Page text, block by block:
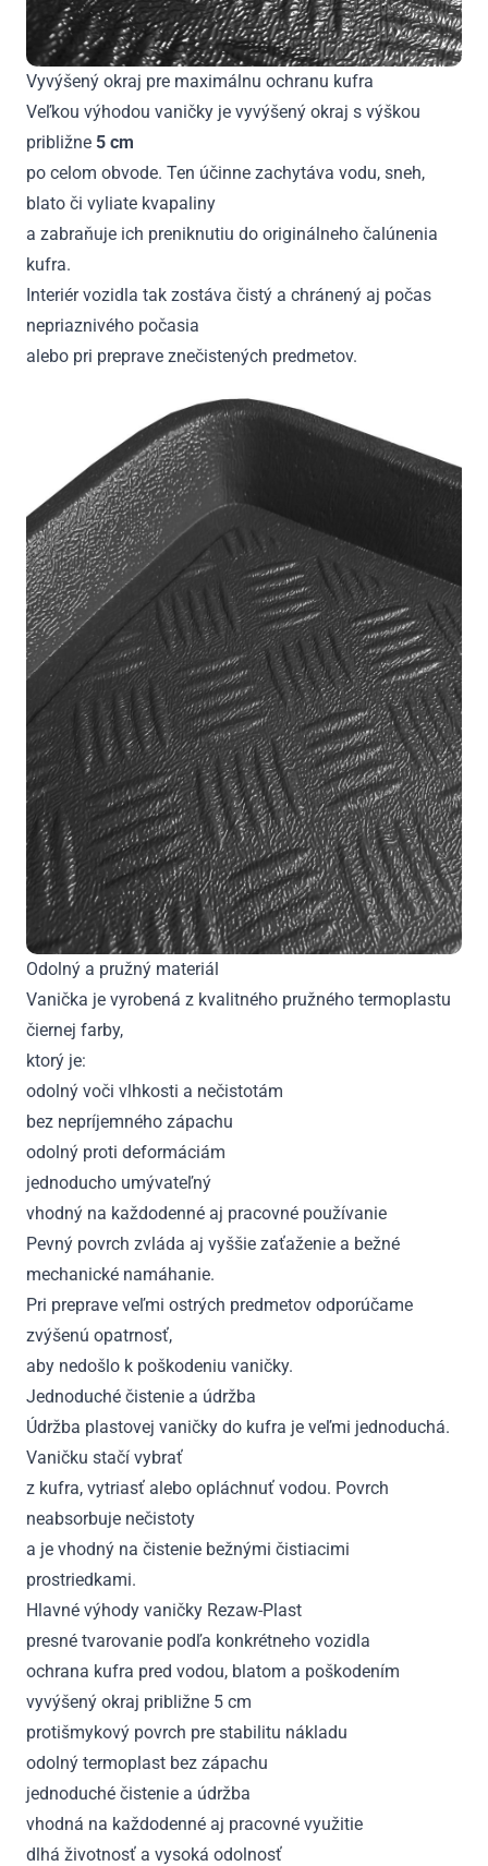
Vyvýšený okraj pre maximálnu ochranu kufra
Veľkou výhodou vaničky je vyvýšený okraj s výškou
približne 5 cm
po celom obvode. Ten účinne zachytáva vodu, sneh,
blato či vyliate kvapaliny
a zabraňuje ich preniknutiu do originálneho čalúnenia
kufra.
Interiér vozidla tak zostáva čistý a chránený aj počas
nepriaznivého počasia
alebo pri preprave znečistených predmetov.
Odolný a pružný materiál
Vanička je vyrobená z kvalitného pružného termoplastu
čiernej farby,
ktorý je:
odolný voči vlhkosti a nečistotám
bez nepríjemného zápachu
odolný proti deformáciám
jednoducho umývateľný
vhodný na každodenné aj pracovné používanie
Pevný povrch zvláda aj vyššie zaťaženie a bežné
mechanické namáhanie.
Pri preprave veľmi ostrých predmetov odporúčame
zvýšenú opatrnosť,
aby nedošlo k poškodeniu vaničky.
Jednoduché čistenie a údržba
Údržba plastovej vaničky do kufra je veľmi jednoduchá.
Vaničku stačí vybrať
z kufra, vytriasť alebo opláchnuť vodou. Povrch
neabsorbuje nečistoty
a je vhodný na čistenie bežnými čistiacimi
prostriedkami.
Hlavné výhody vaničky Rezaw-Plast
presné tvarovanie podľa konkrétneho vozidla
ochrana kufra pred vodou, blatom a poškodením
vyvýšený okraj približne 5 cm
protišmykový povrch pre stabilitu nákladu
odolný termoplast bez zápachu
jednoduché čistenie a údržba
vhodná na každodenné aj pracovné využitie
dlhá životnosť a vysoká odolnosť